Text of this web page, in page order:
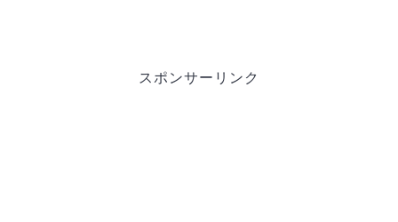
スポンサーリンク